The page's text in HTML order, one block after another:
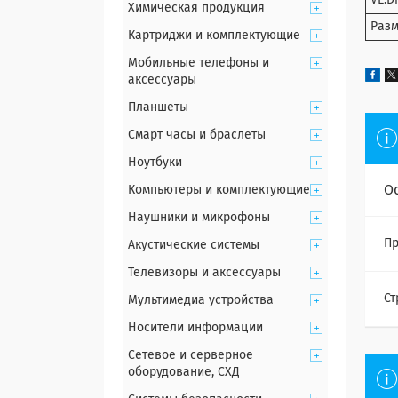
Химическая продукция
Картриджи и комплектующие
Мобильные телефоны и
аксессуары
Планшеты
Смарт часы и браслеты
Ноутбуки
Компьютеры и комплектующие
Наушники и микрофоны
Акустические системы
Телевизоры и аксессуары
Мультимедиа устройства
Носители информации
Сетевое и серверное
оборудование, СХД